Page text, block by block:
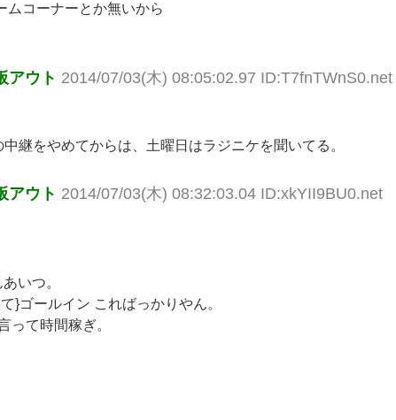
ムコーナーとか無いから
アウト 2014/07/03(木) 08:05:02.97 ID:T7fnTWnS0.net
継をやめてからは、土曜日はラジニケを聞いてる。
アウト 2014/07/03(木) 08:32:03.04 ID:xkYII9BU0.net
いつ。
}ゴールイン こればっかりやん。
って時間稼ぎ。